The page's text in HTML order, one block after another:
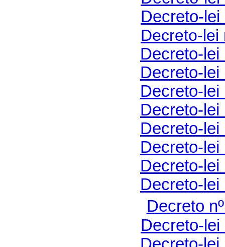
Decreto-lei
Decreto-lei
Decreto-lei
Decreto-lei
Decreto-lei
Decreto-lei
Decreto-lei
Decreto-lei
Decreto-lei
Decreto-lei
Decreto
Decreto-lei